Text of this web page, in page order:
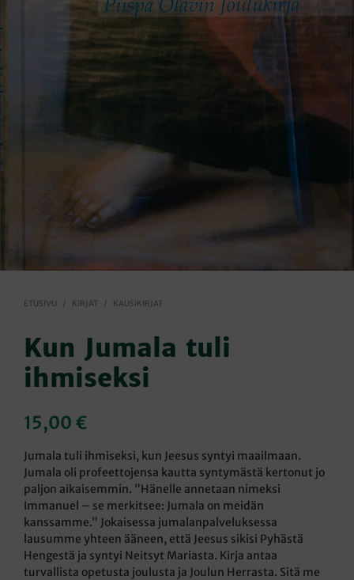
ETUSIVU / KIRJAT / KAUSIKIRJAT
Kun Jumala tuli
ihmiseksi
15,00 €
Jumala tuli ihmiseksi, kun Jeesus syntyi maailmaan.
Jumala oli profeettojensa kautta syntymästä kertonut jo
paljon aikaisemmin. ”Hänelle annetaan nimeksi
Immanuel – se merkitsee: Jumala on meidän
kanssamme.” Jokaisessa jumalanpalveluksessa
lausumme yhteen ääneen, että Jeesus sikisi Pyhästä
Hengestä ja syntyi Neitsyt Mariasta. Kirja antaa
turvallista opetusta joulusta ja Joulun Herrasta. Sitä me